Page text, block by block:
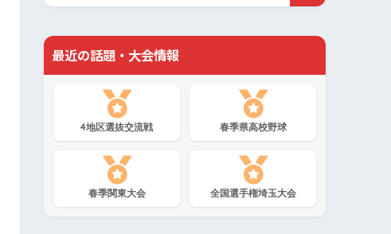
最近の話題・大会情報
4地区選抜交流戦 春季県高校野球
春季関東大会 全国選手権埼玉大会